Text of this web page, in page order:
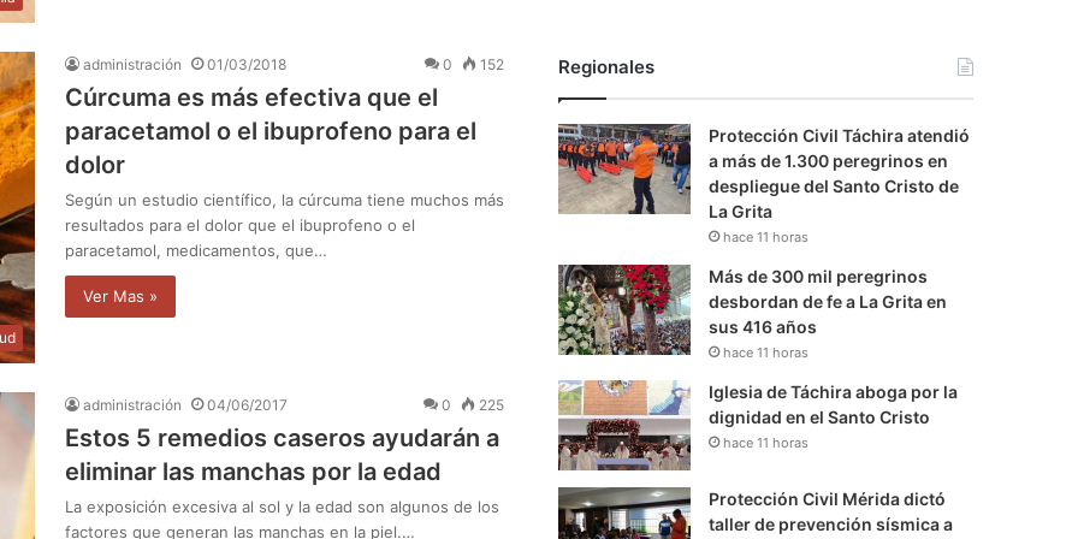
administración 01/03/2018 0 152
Cúrcuma es más efectiva que el
paracetamol o el ibuprofeno para el
dolor
Según un estudio científico, la cúrcuma tiene muchos más
resultados para el dolor que el ibuprofeno o el
paracetamol, medicamentos, que…
Ver Mas »
administración 04/06/2017 0 225
Estos 5 remedios caseros ayudarán a
eliminar las manchas por la edad
La exposición excesiva al sol y la edad son algunos de los
factores que generan las manchas en la piel.…
Regionales
Protección Civil Táchira atendió
a más de 1.300 peregrinos en
despliegue del Santo Cristo de
La Grita
hace 11 horas
Más de 300 mil peregrinos
desbordan de fe a La Grita en
sus 416 años
hace 11 horas
Iglesia de Táchira aboga por la
dignidad en el Santo Cristo
hace 11 horas
Protección Civil Mérida dictó
taller de prevención sísmica a